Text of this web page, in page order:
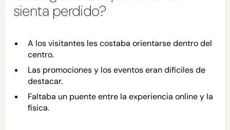
sienta perdido?
A los visitantes les costaba orientarse dentro del
centro.
Las promociones y los eventos eran difíciles de
destacar.
Faltaba un puente entre la experiencia online y la
física.